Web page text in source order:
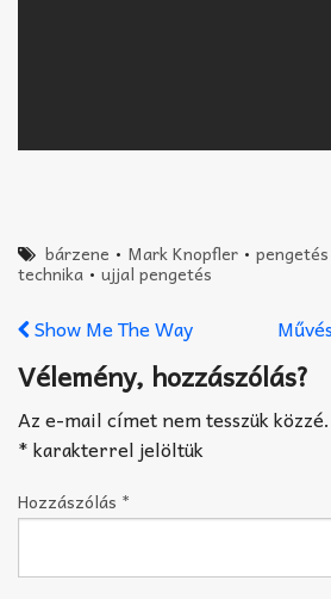
bárzene • Mark Knopfler •
technika • ujjal pengetés
Show Me The Way
Vélemény, hozzászólás?
Az e-mail címet nem tesszük közzé.
*karakterrel jelöltük
Hozzászólás *